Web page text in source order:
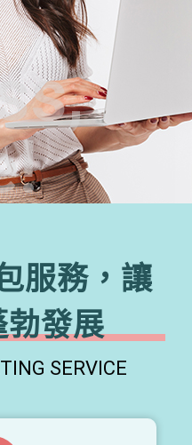
服務，讓
勃發展
SERVICE